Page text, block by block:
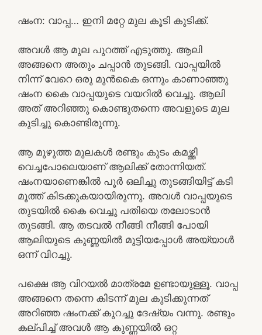
ഷംന: വാപ്പ… ഇനി മറ്റേ മുല കൂടി കുടിക്ക്.
അവൾ ആ മുല പുറത്ത് എടുത്തു. ആലി
അങ്ങനെ അതും ചപ്പാൻ തുടങ്ങി. വാപ്പയിൽ
നിന്ന് വേറെ ഒരു മുൻകൈ ഒന്നും കാണാഞ്ഞു
ഷംന കൈ വാപ്പയുടെ വയറിൽ വെച്ചു. ആലി
അത് അറിഞ്ഞു കൊണ്ടുതന്നെ അവളുടെ മുല
കുടിച്ചു കൊണ്ടിരുന്നു.
ആ മുഴുത്ത മുലകൾ രണ്ടും കുടം കമഴ്ത്തി
വെച്ചപോലെയാണ് ആലിക്ക് തോന്നിയത്.
ഷംനയാണെങ്കിൽ പൂർ ഒലിച്ചു തുടങ്ങിയിട്ട് കടി
മൂത്ത് കിടക്കുകയായിരുന്നു. അവൾ വാപ്പയുടെ
തുടയിൽ കൈ വെച്ചു പതിയെ തലോടാൻ
തുടങ്ങി. ആ തടവൽ നീങ്ങി നീങ്ങി പോയി
ആലിയുടെ കുണ്ണയിൽ മുട്ടിയപ്പോൾ അയ്യാൾ
ഒന്ന് വിറച്ചു.
പക്ഷെ ആ വിറയൽ മാത്രമേ ഉണ്ടായുള്ളൂ. വാപ്പ
അങ്ങനെ തന്നെ കിടന്ന് മുല കുടിക്കുന്നത്
അറിഞ്ഞ ഷംനക്ക് കുറച്ചു ദേഷ്യം വന്നു. രണ്ടും
കല്പിച്ച് അവൾ ആ കുണ്ണയിൽ ഒറ്റ